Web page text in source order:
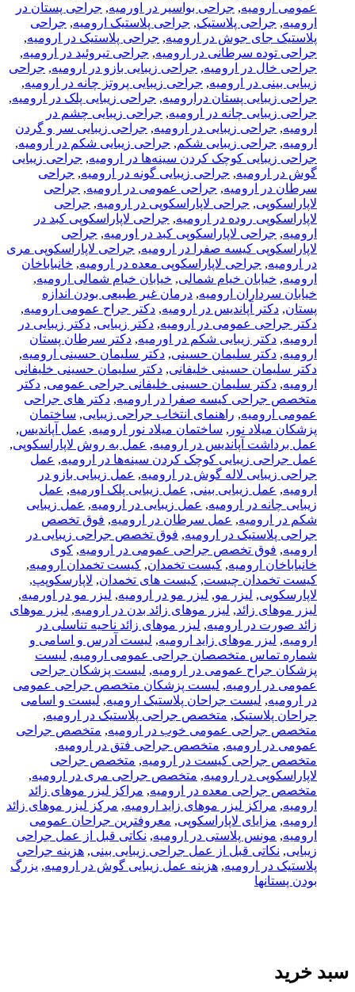
عمومی ارومیه, جراحی بواسیر در اورمیه, جراحی پستان در
ارومیه, جراحی پلاستیک, جراحی پلاستیک ارومیه, جراحی
پلاستیک جای جوش در ارومیه, جراحی پلاستیک در ارومیه,
جراحی توده سرطانی در ارومیه, جراحی تیروئید در ارومیه,
جراحی خال در ارومیه, جراحی زیبایی بازو در ارومیه, جراحی
زیبایی بینی در ارومیه, جراحی زیبایی پروتز چانه در ارومیه,
جراحی زیبایی پستان درارومیه, جراحی زیبایی پلک در ارومیه,
جراحی زیبایی چانه در ارومیه, جراحی زیبایی چشم در
ارومیه, جراحی زیبایی در ارومیه, جراحی زیبایی سر و گردن
ارومیه, جراحی زیبایی شکم, جراحی زیبایی شکم در ارومیه,
جراحی زیبایی کوچک کردن سینه‌ها در ارومیه, جراحی زیبایی
گوش در ارومیه, جراحی زیبایی گونه در ارومیه, جراحی
سرطان در ارومیه, جراحی عمومی در ارومیه, جراحی
لاپاراسکوپی, جراحی لاپاراسکوپی در ارومیه, جراحی
لاپاراسکوپی روده در ارومیه, جراحی لاپاراسکوپی کبد در
ارومیه, جراحی لاپاراسکوپی کبد در اورمیه, جراحی
لاپاراسکوپی کیسه صفرا در ارومیه, جراحی لاپاراسکوپی مری
در ارومیه, جراحی لاپاراسکوپی معده در ارومیه, خانباباخان
ارومیه, خیابان خیام شمالی, خیابان خیام شمالی ارومیه,
خیابان سرداران ارومیه, درمان غیر طبیعی بودن اندازه
پستان, دکتر آپاندیس در ارومیه, دکتر جراح عمومی ارومیه,
دکتر جراحی عمومی در ارومیه, دکتر زیبایی, دکتر زیبایی در
ارومیه, دکتر زیبایی شکم در اورمیه, دکتر سرطان پستان
ارومیه, دکتر سلیمان حسینی, دکتر سلیمان حسینی ارومیه,
دکتر سلیمان حسینی خلیفانی, دکتر سلیمان حسینی خلیفانی
ارومیه, دکتر سلیمان حسینی خلیفانی جراحی عمومی, دکتر
متخصص جراحی کیسه صفرا در ارومیه, دکتر های جراحی
عمومی ارومیه, راهنمای انتخاب جراحی زیبایی, ساختمان
پزشکان میلاد نور , ساختمان میلاد نور ارومیه, عمل آپاندیس,
عمل برداشت آپاندیس در ارومیه, عمل به روش لاپاراسکوپی,
عمل جراحی زیبایی کوچک کردن سینه‌ها در ارومیه, عمل
جراحی زیبایی لاله گوش در ارومیه, عمل زیبایی بازو در
ارومیه, عمل زیبایی بینی, عمل زیبایی پلک اورمیه, عمل
زیبایی چانه در ارومیه, عمل زیبایی در ارومیه, عمل زیبایی
شکم در ارومیه, عمل سرطان در ارومیه, فوق تخصص
جراحی پلاستیک در ارومیه, فوق تخصص جراحی زیبایی در
ارومیه, فوق تخصص جراحی عمومی در ارومیه, کوی
خانباباخان ارومیه, کیست تخمدان, کیست تخمدان ارومیه,
کیست تخمدان چیست, کیست های تخمدان, لاپارسکوپپ,
لاپارسکوپی, لیزر مو, لیزر مو در ارومیه, لیزر مو در اورمیه,
لیزر موهای زائد, لیزر موهای زائد بدن در ارومیه, لیزر موهای
زائد صورت در ارومیه, لیزر موهای زائد ناحیه تناسلی در
ارومیه, لیزر موهای زاید ارومیه, لیست آدرس و اسامی و
شماره تماس متخصصان جراحی عمومی ارومیه, لیست
پزشکان جراح عمومی در ارومیه, لیست پزشکان جراحی
عمومی در ارومیه, لیست پزشکان متخصص جراحی عمومی
در ارومیه, لیست جراحان پلاستیک ارومیه, لیست و اسامی
جراحان پلاستیک, متخصص جراحی پلاستیک در ارومیه,
متخصص جراحی عمومی خوب در ارومیه, متخصص جراحی
عمومی در ارومیه, متخصص جراحی فتق در ارومیه,
متخصص جراحی کیست در ارومیه, متخصص جراحی
لاپاراسکوپی در ارومیه, متخصص جراحی مری در ارومیه,
متخصص جراحی معده در ارومیه, مراکز لیزر موهای زائد
ارومیه, مراکز لیزر موهای زاید ارومیه, مرکز لیزر موهای زائد
ارومیه, مزایای لاپاراسکوپی, معروفترین جراحان عمومی
ارومیه, مونس پلاستی در ارومیه, نکاتی قبل از عمل جراحی
زیبایی, نکاتی قبل از عمل جراحی زیبایی بینی, هزینه جراحی
پلاستیک در ارومیه, هزینه عمل زیبایی گوش در ارومیه, یزرگ
بودن پستانها
سبد خرید